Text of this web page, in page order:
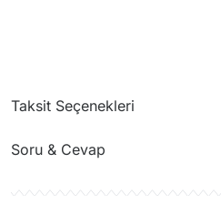
Taksit Seçenekleri
Soru & Cevap